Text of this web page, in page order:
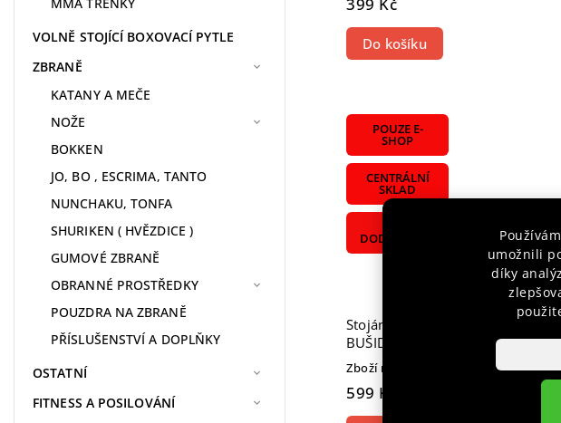
umožnili
díky
VOLNĚ STOJÍCÍ BOXOVACÍ PYTLE
ZBRANĚ
KATANY A MEČE
NOŽE
BOKKEN
JO, BO , ESCRIMA, TANTO
NUNCHAKU, TONFA
SHURIKEN ( HVĚZDICE )
GUMOVÉ ZBRANĚ
OBRANNÉ PROSTŘEDKY
POUZDRA NA ZBRANĚ
PŘÍSLUŠENSTVÍ A DOPLŇKY
OSTATNÍ
FITNESS A POSILOVÁNÍ
Do košíku
POUZE E-
SHOP
CENTRÁLNÍ
SKLAD
DODAVATELE
Stojánek na katanu/meč "HIGH
BUŠIDO" vertikální
Zboží na objednávku
599 Kč